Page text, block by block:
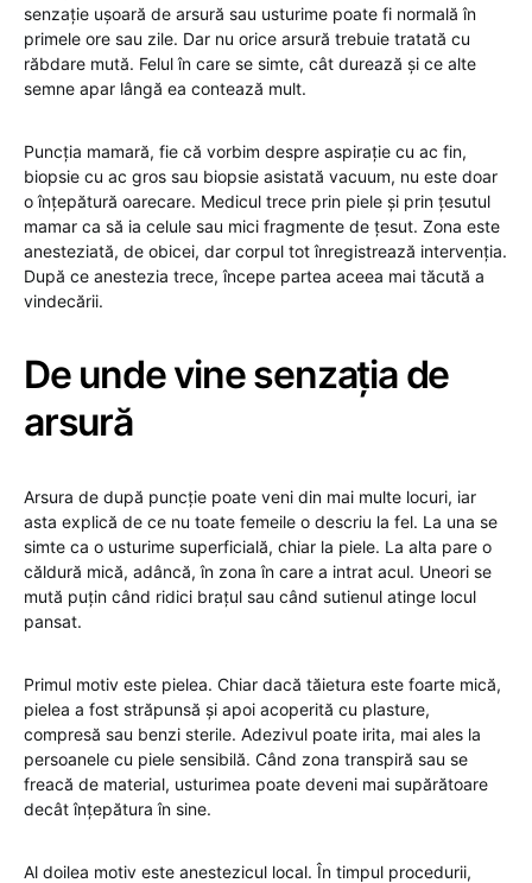
senzație ușoară de arsură sau usturime poate fi normală în
primele ore sau zile. Dar nu orice arsură trebuie tratată cu
răbdare mută. Felul în care se simte, cât durează și ce alte
semne apar lângă ea contează mult.
Puncția mamară, fie că vorbim despre aspirație cu ac fin,
biopsie cu ac gros sau biopsie asistată vacuum, nu este doar
o înțepătură oarecare. Medicul trece prin piele și prin țesutul
mamar ca să ia celule sau mici fragmente de țesut. Zona este
anesteziată, de obicei, dar corpul tot înregistrează intervenția.
După ce anestezia trece, începe partea aceea mai tăcută a
vindecării.
De unde vine senzația de
arsură
Arsura de după puncție poate veni din mai multe locuri, iar
asta explică de ce nu toate femeile o descriu la fel. La una se
simte ca o usturime superficială, chiar la piele. La alta pare o
căldură mică, adâncă, în zona în care a intrat acul. Uneori se
mută puțin când ridici brațul sau când sutienul atinge locul
pansat.
Primul motiv este pielea. Chiar dacă tăietura este foarte mică,
pielea a fost străpunsă și apoi acoperită cu plasture,
compresă sau benzi sterile. Adezivul poate irita, mai ales la
persoanele cu piele sensibilă. Când zona transpiră sau se
freacă de material, usturimea poate deveni mai supărătoare
decât înțepătura în sine.
Al doilea motiv este anestezicul local. În timpul procedurii,